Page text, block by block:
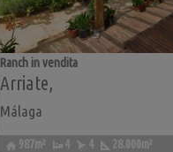
Arriate,
Málaga
Ranch in vendita
987m² 4 4 28.000m²